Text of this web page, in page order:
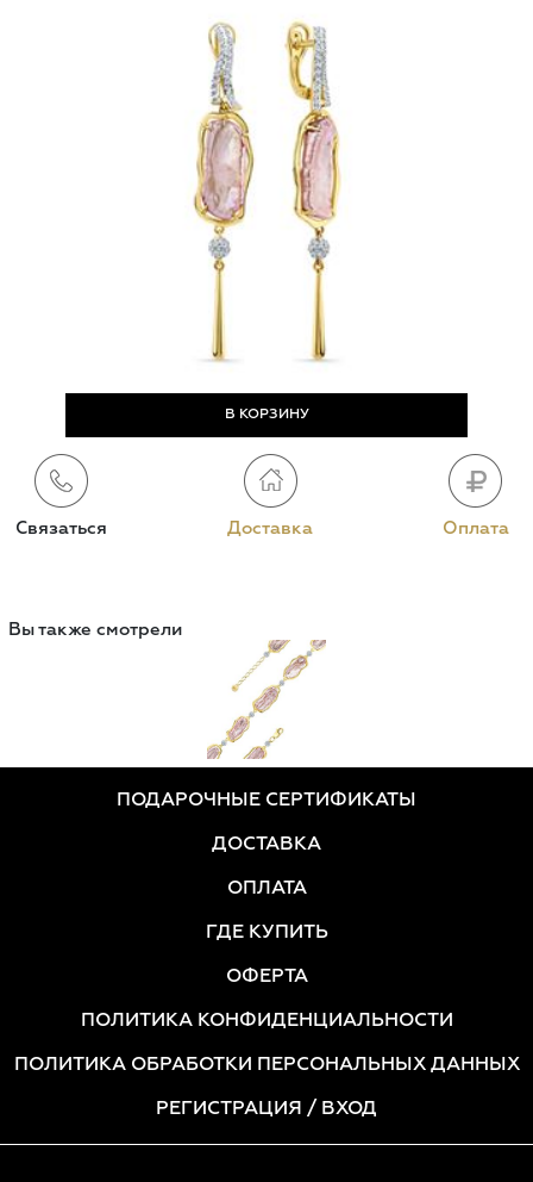
Связаться Доставка Оплата
Вы также смотрели
ПОДАРОЧНЫЕ СЕРТИФИКАТЫ
ДОСТАВКА
ОПЛАТА
ГДЕ КУПИТЬ
ОФЕРТА
ПОЛИТИКА КОНФИДЕНЦИАЛЬНОСТИ
ПОЛИТИКА ОБРАБОТКИ ПЕРСОНАЛЬНЫХ ДАННЫХ
РЕГИСТРАЦИЯ / ВХОД